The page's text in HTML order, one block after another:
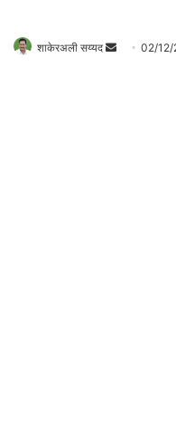
शाकेरअली सय्यद 02/12/